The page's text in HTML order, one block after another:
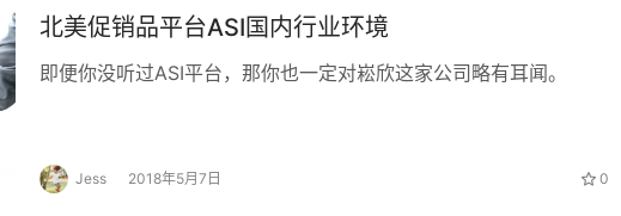
北美促销品平台ASI国内行业环境
即便你没听过ASI平台，那你也一定对崧欣这家公司略有耳闻。
Jess 2018年5月7日 0